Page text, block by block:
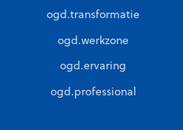
ogd.transformatie
ogd.werkzone
ogd.ervaring
ogd.professional